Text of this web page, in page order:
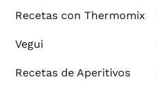
Recetas con Thermomix
Vegui
Recetas de Aperitivos